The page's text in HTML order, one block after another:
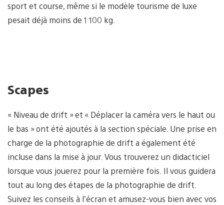
sport et course, même si le modèle tourisme de luxe
pesait déjà moins de 1 100 kg.
Scapes
« Niveau de drift » et « Déplacer la caméra vers le haut ou
le bas » ont été ajoutés à la section spéciale. Une prise en
charge de la photographie de drift a également été
incluse dans la mise à jour. Vous trouverez un didacticiel
lorsque vous jouerez pour la première fois. Il vous guidera
tout au long des étapes de la photographie de drift.
Suivez les conseils à l’écran et amusez-vous bien avec vos